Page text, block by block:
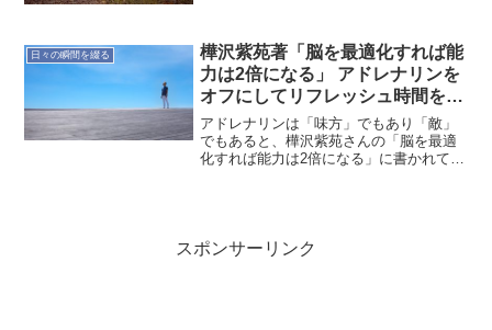
日々の瞬間を綴る
樺沢紫苑著「脳を最適化すれば能
力は2倍になる」 アドレナリンを
オフにしてリフレッシュ時間を取
ろう
アドレナリンは「味方」でもあり「敵」
でもあると、樺沢紫苑さんの「脳を最適
化すれば能力は2倍になる」に書かれてい
スポンサーリンク